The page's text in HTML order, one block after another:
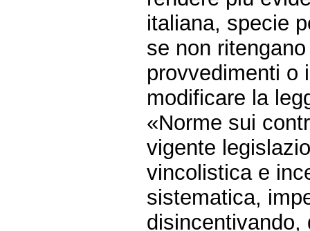
italiana, specie
se non
provvedimenti o
modificare la
«Norme sui
vigente
vincolistica e
sistematica,
disincentivando,